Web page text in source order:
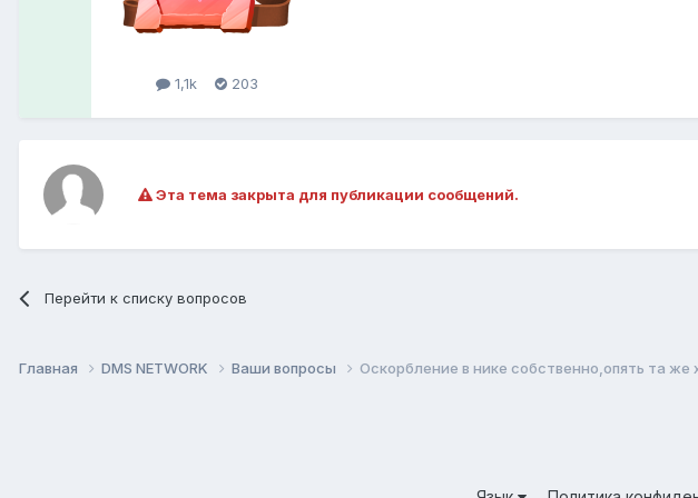
1,1k 203
Эта тема закрыта для публикации сообщений.
Перейти к списку вопросов
Главная DMS NETWORK Ваши вопросы Оскорбление в нике собственно,опять та же